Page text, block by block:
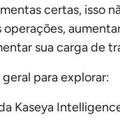
certas, isso
operações,
sua carga de
para explorar:
Kaseya